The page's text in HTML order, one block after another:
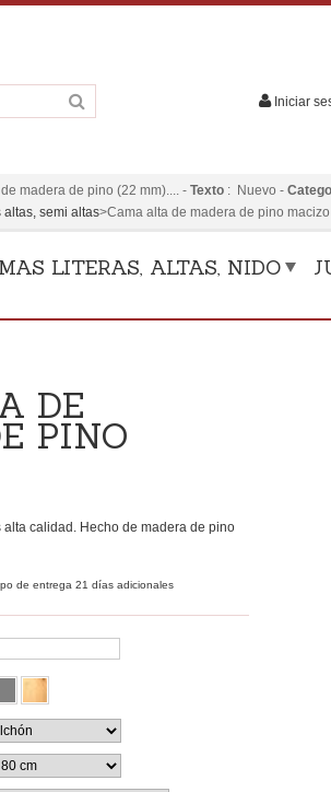
madera de pino (22 mm).... - Texto : Nuevo -
altas, semi altas>Cama alta de madera de pino macizo
LITERAS, ALTAS, NIDO
Iniciar
DE
PINO
calidad. Hecho de madera de pino
de entrega 21 días adicionales